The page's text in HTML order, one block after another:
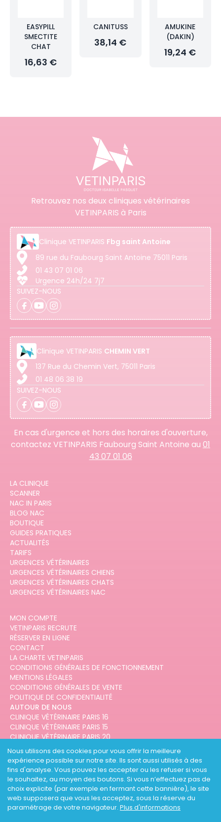
Nous utilisons des cookies pour vous offrir la meilleure
expérience possible sur notre site. Ils sont aussi utilisés à des
fins d'analyse. Vous pouvez les accepter ou les refuser si vous
le souhaitez, au moyen des boutons. Si vous n’effectuez pas de
choix explicite (par exemple en fermant cette bannière), le site
web supposera que vous les acceptez, sous la réserve du
paramétrage de votre navigateur. Plus d'informations
EASYPILL
SMECTITE
CHAT
16,63 €
CANITUSS
38,14 €
AMUKINE
(DAKIN)
19,24 €
Retrouvez nos deux cliniques vétérinaires
VETINPARIS à Paris
Clinique VETINPARIS Fbg saint Antoine
89 rue du Faubourg Saint Antoine 75011 Paris
01 43 07 01 06
Urgence 24h/24 7j7
SUIVEZ-NOUS
Clinique VETINPARIS CHEMIN VERT
137 Rue du Chemin Vert, 75011 Paris
01 48 06 38 19
SUIVEZ-NOUS
En cas d'urgence et hors des horaires d'ouverture,
contactez VETINPARIS Faubourg Saint Antoine au 01
43 07 01 06
LA CLINIQUE
SCANNER
NAC IN PARIS
BLOG NAC
BOUTIQUE
GUIDES PRATIQUES
ACTUALITÉS
TARIFS
URGENCES VÉTÉRINAIRES
URGENCES VÉTÉRINAIRES CHIENS
URGENCES VÉTÉRINAIRES CHATS
URGENCES VÉTÉRINAIRES NAC
MON COMPTE
VETINPARIS RECRUTE
RÉSERVER EN LIGNE
CONTACT
LA CHARTE VETINPARIS
CONDITIONS GÉNÉRALES DE FONCTIONNEMENT
MENTIONS LÉGALES
CONDITIONS GÉNÉRALES DE VENTE
POLITIQUE DE CONFIDENTIALITÉ
AUTOUR DE NOUS
CLINIQUE VÉTÉRINAIRE PARIS 16
CLINIQUE VÉTÉRINAIRE PARIS 15
CLINIQUE VÉTÉRINAIRE PARIS 20
CLINIQUE VÉTÉRINAIRE PARIS 12
CLINIQUE VÉTÉRINAIRE PARIS 10
CLINIQUE VÉTÉRINAIRE PARIS 3